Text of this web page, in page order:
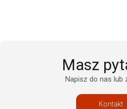
Masz
Napisz do nas lub
Kontakt